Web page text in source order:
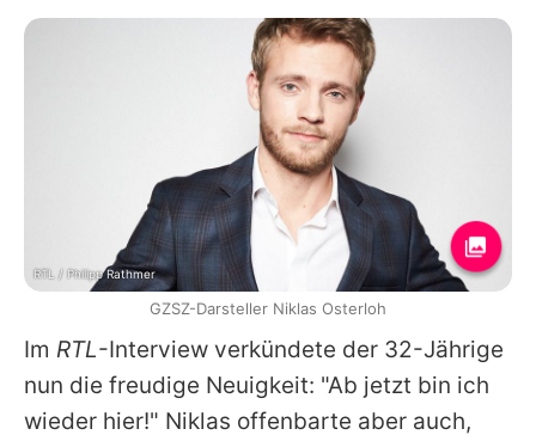
Im RTL-Interview verkündete der 32-Jährige
nun die freudige Neuigkeit: "Ab jetzt bin ich
wieder hier!" Niklas offenbarte aber auch,
RTL / Philipp Rathmer
GZSZ-Darsteller Niklas Osterloh